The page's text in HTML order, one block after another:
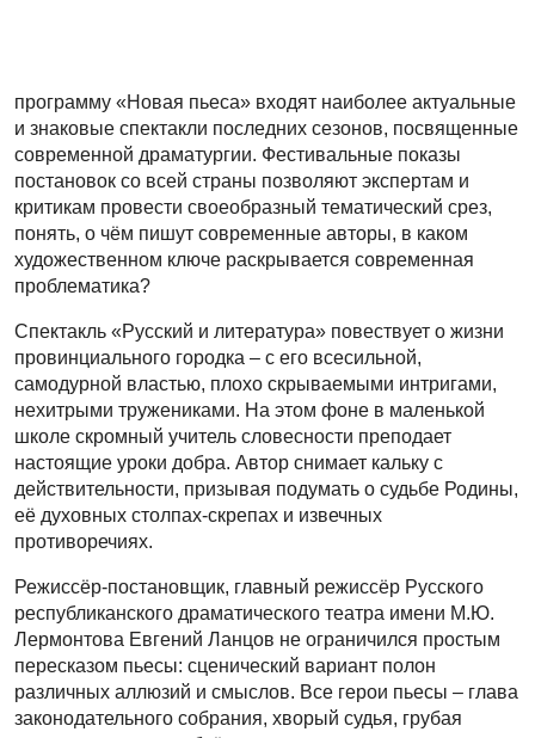
программу «Новая пьеса» входят наиболее актуальные
и знаковые спектакли последних сезонов, посвященные
современной драматургии. Фестивальные показы
постановок со всей страны позволяют экспертам и
критикам провести своеобразный тематический срез,
понять, о чём пишут современные авторы, в каком
художественном ключе раскрывается современная
проблематика?
Спектакль «Русский и литература» повествует о жизни
провинциального городка – с его всесильной,
самодурной властью, плохо скрываемыми интригами,
нехитрыми тружениками. На этом фоне в маленькой
школе скромный учитель словесности преподает
настоящие уроки добра. Автор снимает кальку с
действительности, призывая подумать о судьбе Родины,
её духовных столпах-скрепах и извечных
противоречиях.
Режиссёр-постановщик, главный режиссёр Русского
республиканского драматического театра имени М.Ю.
Лермонтова Евгений Ланцов не ограничился простым
пересказом пьесы: сценический вариант полон
различных аллюзий и смыслов. Все герои пьесы – глава
законодательного собрания, хворый судья, грубая